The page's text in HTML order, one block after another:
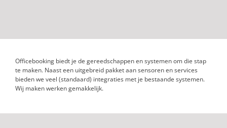
Officebooking biedt je de gereedschappen en systemen om die stap
te maken. Naast een uitgebreid pakket aan sensoren en services
bieden we veel (standaard) integraties met je bestaande systemen.
Wij maken werken gemakkelijk.